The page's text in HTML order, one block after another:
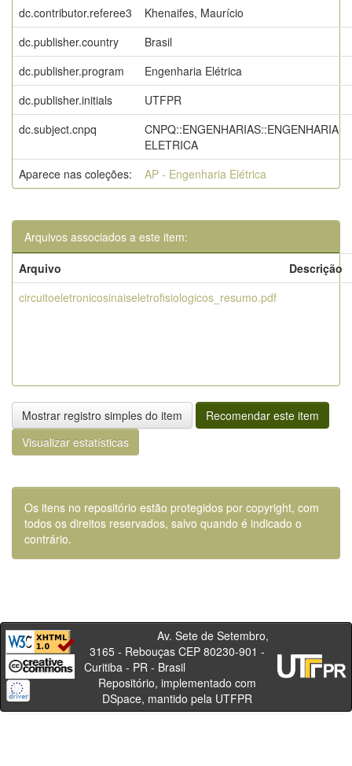
dc.contributor.referee3
Khenaifes, Maurício
dc.publisher.country
Brasil
dc.publisher.program
Engenharia Elétrica
dc.publisher.initials
UTFPR
dc.subject.cnpq
CNPQ::ENGENHARIAS::ENGENHARIA
ELETRICA
Aparece nas coleções:
AP - Engenharia Elétrica
Arquivos associados a este item:
Arquivo
Descrição
circuitoeletronicosinaiseletrofisiologicos_resumo.pdf
Mostrar registro simples do item
Recomendar este item
Visualizar estatísticas
Os itens no repositório estão protegidos por copyright, com
todos os direitos reservados, salvo quando é indicado o
contrário.
Av. Sete de Setembro,
3165 - Rebouças CEP 80230-901 -
Curitiba - PR - Brasil
Repositório, implementado com
DSpace, mantido pela UTFPR